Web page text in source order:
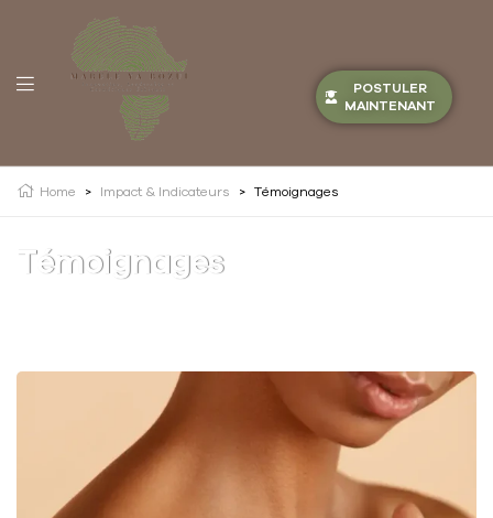
POSTULER
MAINTENANT
Home > Impact & Indicateurs > Témoignages
Témoignages